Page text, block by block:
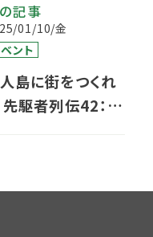
記事
01/10/金
ント
島に街をつくれ
先駆者列伝42：認